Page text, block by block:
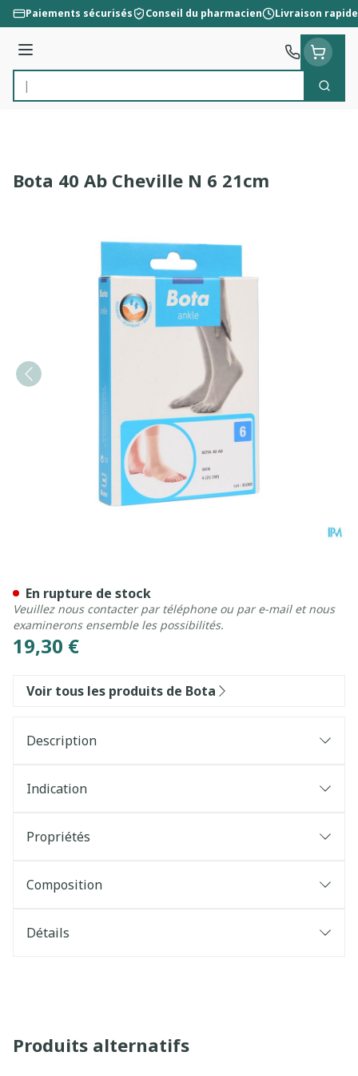
Aller au contenu
Paiements sécurisés Conseil du pharmacien Livraison rapide
Menu
Rechercher
Bota 40 Ab Cheville N 6 21cm
19,30 €
En rupture de stock
Veuillez nous contacter par téléphone ou par e-mail et nous
examinerons ensemble les possibilités.
Voir tous les produits de Bota
Description
Indication
Propriétés
Composition
Détails
Produits alternatifs